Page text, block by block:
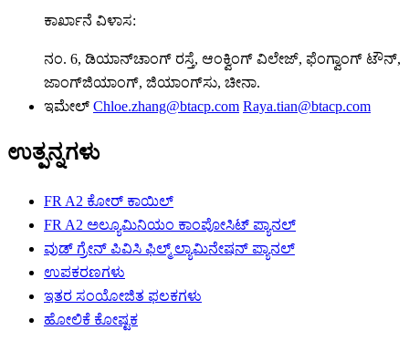
ಕಾರ್ಖಾನೆ ವಿಳಾಸ:
ನಂ. 6, ಡಿಯಾನ್‌ಚಾಂಗ್ ರಸ್ತೆ, ಆಂಕ್ವಿಂಗ್ ವಿಲೇಜ್, ಫೆಂಗ್ವಾಂಗ್ ಟೌನ್,
ಜಾಂಗ್‌ಜಿಯಾಂಗ್, ಜಿಯಾಂಗ್‌ಸು, ಚೀನಾ.
ಇಮೇಲ್ Chloe.zhang@btacp.com Raya.tian@btacp.com
ಉತ್ಪನ್ನಗಳು
FR A2 ಕೋರ್ ಕಾಯಿಲ್
FR A2 ಅಲ್ಯೂಮಿನಿಯಂ ಕಾಂಪೋಸಿಟ್ ಪ್ಯಾನಲ್
ವುಡ್ ಗ್ರೇನ್ ಪಿವಿಸಿ ಫಿಲ್ಮ್ ಲ್ಯಾಮಿನೇಷನ್ ಪ್ಯಾನಲ್
ಉಪಕರಣಗಳು
ಇತರ ಸಂಯೋಜಿತ ಫಲಕಗಳು
ಹೋಲಿಕೆ ಕೋಷ್ಟಕ